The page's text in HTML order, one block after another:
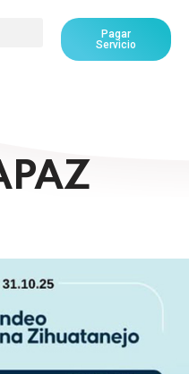
Pagar
Servicio